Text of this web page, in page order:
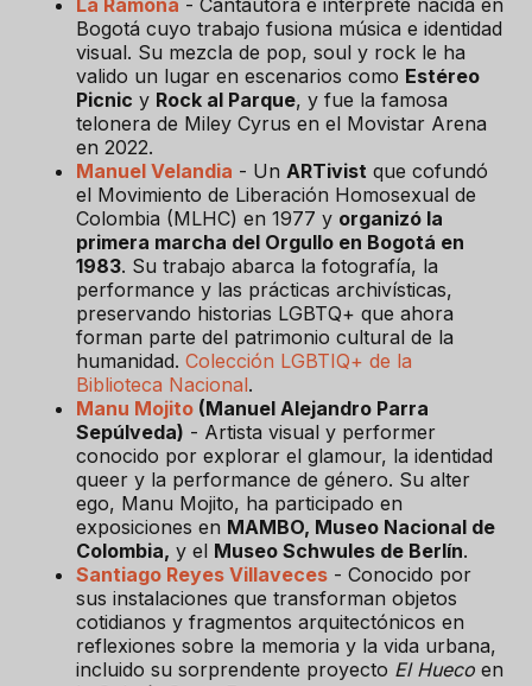
La Ramona - Cantautora e intérprete nacida en
Bogotá cuyo trabajo fusiona música e identidad
visual. Su mezcla de pop, soul y rock le ha
valido un lugar en escenarios como Estéreo
Picnic y Rock al Parque, y fue la famosa
telonera de Miley Cyrus en el Movistar Arena
en 2022.
Manuel Velandia - Un ARTivist que cofundó
el Movimiento de Liberación Homosexual de
Colombia (MLHC) en 1977 y organizó la
primera marcha del Orgullo en Bogotá en
1983. Su trabajo abarca la fotografía, la
performance y las prácticas archivísticas,
preservando historias LGBTQ+ que ahora
forman parte del patrimonio cultural de la
humanidad. Colección LGBTIQ+ de la
Biblioteca Nacional.
Manu Mojito (Manuel Alejandro Parra
Sepúlveda) - Artista visual y performer
conocido por explorar el glamour, la identidad
queer y la performance de género. Su alter
ego, Manu Mojito, ha participado en
exposiciones en MAMBO, Museo Nacional de
Colombia, y el Museo Schwules de Berlín.
Santiago Reyes Villaveces - Conocido por
sus instalaciones que transforman objetos
cotidianos y fragmentos arquitectónicos en
reflexiones sobre la memoria y la vida urbana,
incluido su sorprendente proyecto El Hueco en